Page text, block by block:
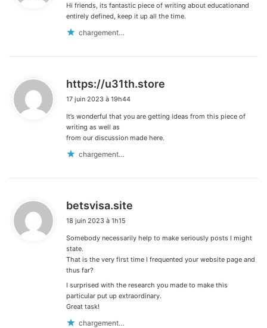
Hi friends, its fantastic piece of writing about educationand
entirely defined, keep it up all the time.
chargement…
https://u31th.store
17 juin 2023 à 19h44
It’s wonderful that you are getting ideas from this piece of
writing as well as
from our discussion made here.
chargement…
betsvisa.site
18 juin 2023 à 1h15
Somebody necessarily help to make seriously posts I might
state.
That is the very first time I frequented your website page and
thus far?
I surprised with the research you made to make this
particular put up extraordinary.
Great task!
chargement…